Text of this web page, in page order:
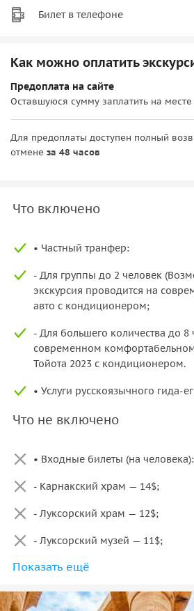
Билет в телефоне
Как можно оплатить
Предоплата на сайте
Оставшуюся сумму заплатить на месте
Для предоплаты доступен полный
отмене за 48 часов
Что включено
• Частный транфер:
- Для группы до 2 человек
экскурсия проводится нa
авто с кондиционером;
- Для большего количества до 8
современном
Тойота 2023 с кондиционером.
• Услуги русскоязычного гида-
Что не включено
• Входные билеты (на человека):
- Карнакский храм — 14$;
- Луксорский храм — 12$;
- Луксорский музей — 11$;
- Музей мумификации — 8$;
- Долинa Царей — 16$;
Показать ещё